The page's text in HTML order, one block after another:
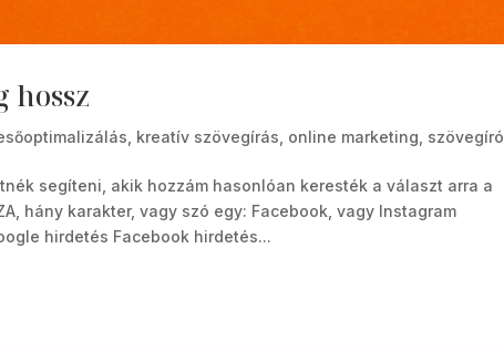
hossz
kreatív szövegírás online marketing szövegíró
segíteni, akik hozzám hasonlóan keresték a választ arra a
hány karakter, vagy szó egy: Facebook, vagy Instagram
hirdetés Facebook hirdetés...